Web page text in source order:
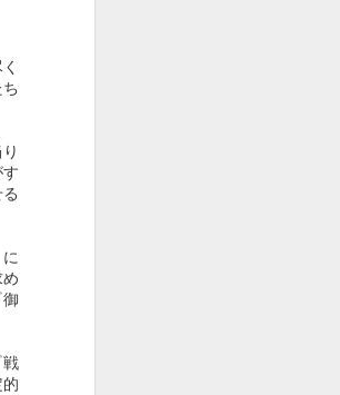
命の意味を
。
きがい〉に
の「老人」
がえ）そう
老人の会」
する従来の